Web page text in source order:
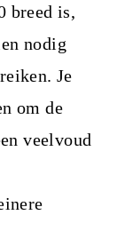
breed is,
nodig
Je
om de
veelvoud